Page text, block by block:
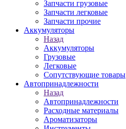
Запчасти грузовые
Запчасти легковые
Запчасти прочие
Аккумуляторы
Назад
Аккумуляторы
Грузовые
Легковые
Сопутствующие товары
Автопринадлежности
Назад
Автопринадлежности
Расходные материалы
Ароматизаторы